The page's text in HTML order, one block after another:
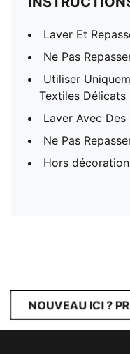
Laver Et
Ne Pas
Utiliser
Textiles Délicats
Laver Avec
Ne Pas
Hors décoration
NOUVEAU ICI ?